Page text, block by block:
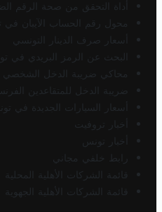
أداة التحقق من صحة الرقم
محول رقم الحساب الآيبان في
أسعار صرف الدينار التونسي
البحث عن الرمز البريدي في
محاكي ضريبة الدخل الشخصي
ضريبة الدخل للمتقاعدين
أسعار السيارات الجديدة في
أخبار تروفيت
أخبار تونس
رابط خلفي مجاني
قائمة الشركات الأهلية المحلية
قائمة الشركات الأهلية الجهوية